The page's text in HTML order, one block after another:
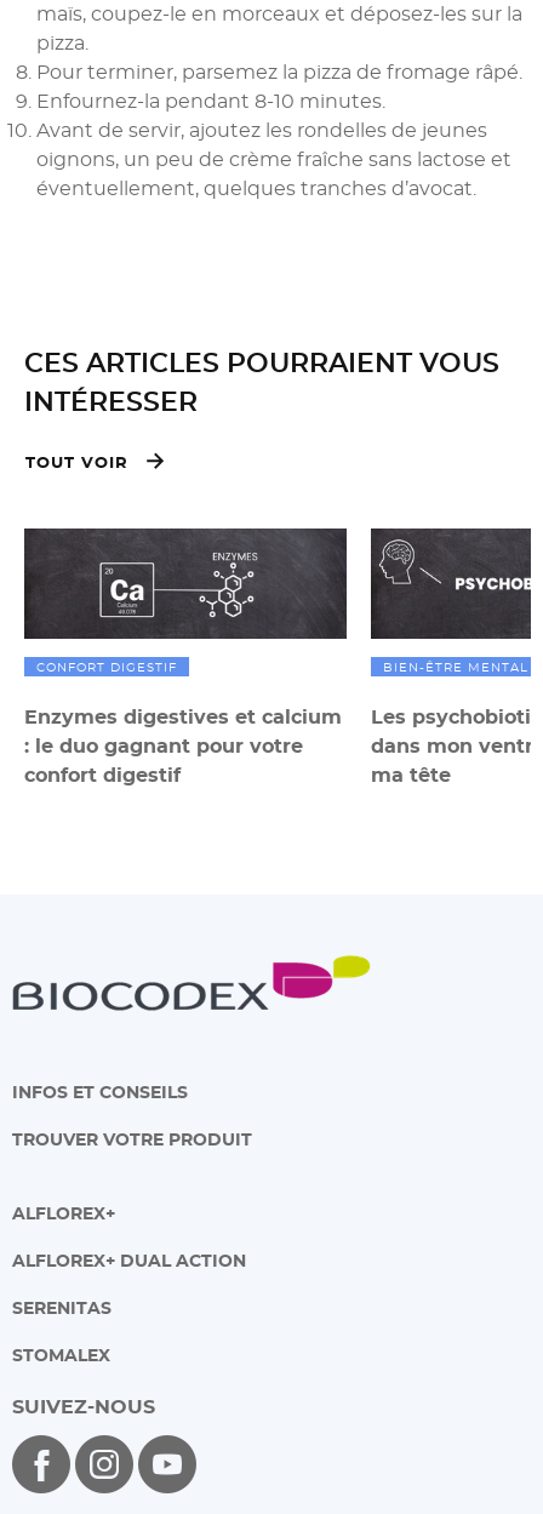
maïs, coupez-le en morceaux et déposez-les sur la
pizza.
Pour terminer, parsemez la pizza de fromage râpé.
Enfournez-la pendant 8-10 minutes.
Avant de servir, ajoutez les rondelles de jeunes
oignons, un peu de crème fraîche sans lactose et
éventuellement, quelques tranches d’avocat.
CES ARTICLES POURRAIENT VOUS
INTÉRESSER
TOUT VOIR
CONFORT DIGESTIF
Enzymes digestives et calcium
: le duo gagnant pour votre
confort digestif
BIEN-ÊTRE MENTAL
Les
dans mon
ma tête
INFOS ET CONSEILS
TROUVER VOTRE PRODUIT
ALFLOREX+
ALFLOREX+ DUAL ACTION
SERENITAS
STOMALEX
SUIVEZ-NOUS